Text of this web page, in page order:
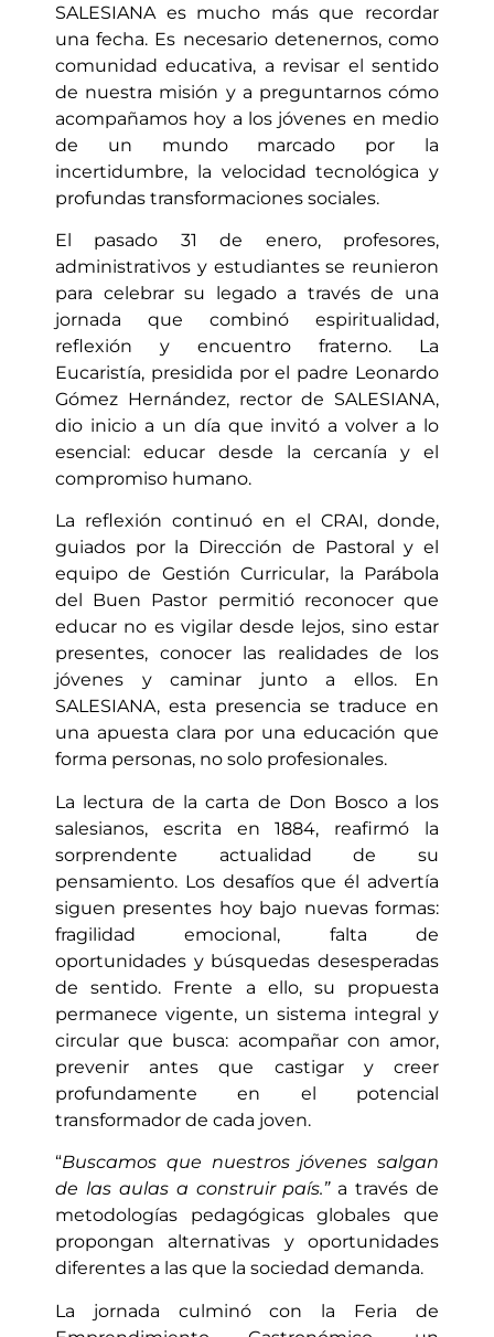
SALESIANA es mucho más que recordar
una fecha. Es necesario detenernos, como
comunidad educativa, a revisar el sentido
de nuestra misión y a preguntarnos cómo
acompañamos hoy a los jóvenes en medio
de un mundo marcado por la
incertidumbre, la velocidad tecnológica y
profundas transformaciones sociales.
El pasado 31 de enero, profesores,
administrativos y estudiantes se reunieron
para celebrar su legado a través de una
jornada que combinó espiritualidad,
reflexión y encuentro fraterno. La
Eucaristía, presidida por el padre Leonardo
Gómez Hernández, rector de SALESIANA,
dio inicio a un día que invitó a volver a lo
esencial: educar desde la cercanía y el
compromiso humano.
La reflexión continuó en el CRAI, donde,
guiados por la Dirección de Pastoral y el
equipo de Gestión Curricular, la Parábola
del Buen Pastor permitió reconocer que
educar no es vigilar desde lejos, sino estar
presentes, conocer las realidades de los
jóvenes y caminar junto a ellos. En
SALESIANA, esta presencia se traduce en
una apuesta clara por una educación que
forma personas, no solo profesionales.
La lectura de la carta de Don Bosco a los
salesianos, escrita en 1884, reafirmó la
sorprendente actualidad de su
pensamiento. Los desafíos que él advertía
siguen presentes hoy bajo nuevas formas:
fragilidad emocional, falta de
oportunidades y búsquedas desesperadas
de sentido. Frente a ello, su propuesta
permanece vigente, un sistema integral y
circular que busca: acompañar con amor,
prevenir antes que castigar y creer
profundamente en el potencial
transformador de cada joven.
“Buscamos que nuestros jóvenes salgan
de las aulas a construir país.” a través de
metodologías pedagógicas globales que
propongan alternativas y oportunidades
diferentes a las que la sociedad demanda.
La jornada culminó con la Feria de